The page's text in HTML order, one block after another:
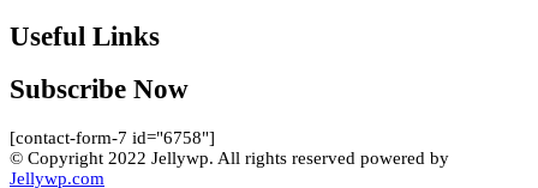
Useful Links
Subscribe Now
[contact-form-7 id="6758"]
© Copyright 2022 Jellywp. All rights reserved powered by
Jellywp.com